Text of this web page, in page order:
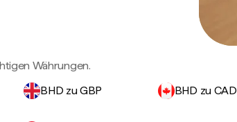
Währungen.
BHD zu GBP BHD zu CAD